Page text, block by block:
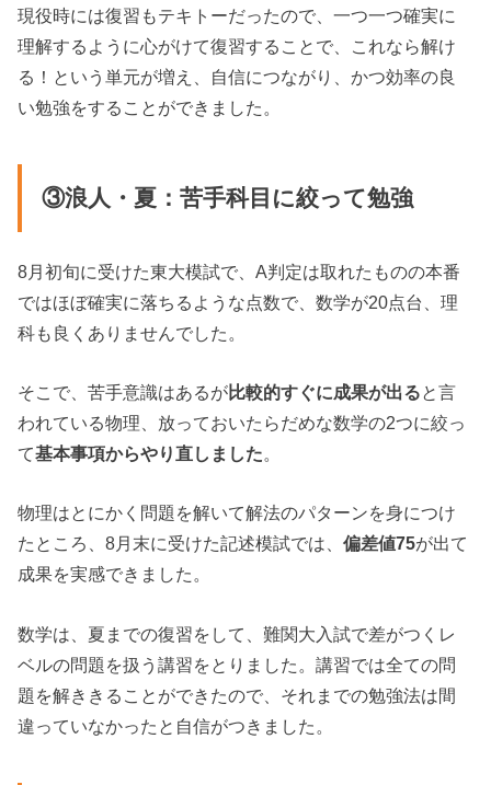
現役時には復習もテキトーだったので、一つ一つ確実に
理解するように心がけて復習することで、これなら解け
る！という単元が増え、自信につながり、かつ効率の良
い勉強をすることができました。
③浪人・夏：苦手科目に絞って勉強
8月初旬に受けた東大模試で、A判定は取れたものの本番
ではほぼ確実に落ちるような点数で、数学が20点台、理
科も良くありませんでした。
そこで、苦手意識はあるが比較的すぐに成果が出ると言
われている物理、放っておいたらだめな数学の2つに絞っ
て基本事項からやり直しました。
物理はとにかく問題を解いて解法のパターンを身につけ
たところ、8月末に受けた記述模試では、偏差値75が出て
成果を実感できました。
数学は、夏までの復習をして、難関大入試で差がつくレ
ベルの問題を扱う講習をとりました。講習では全ての問
題を解ききることができたので、それまでの勉強法は間
違っていなかったと自信がつきました。